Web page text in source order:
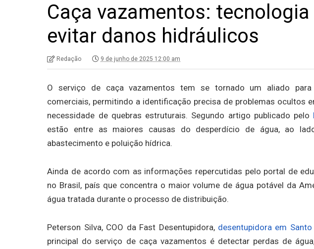
Caça vazamentos: tecnologia
evitar danos hidráulicos
Redação 9 de junho de 2025 12:00 am
O serviço de caça vazamentos tem se tornado um aliado para
comerciais, permitindo a identificação precisa de problemas ocultos
necessidade de quebras estruturais. Segundo artigo publicado pelo
estão entre as maiores causas do desperdício de água, ao
abastecimento e poluição hídrica.
Ainda de acordo com as informações repercutidas pelo portal de
no Brasil, país que concentra o maior volume de água potável da
água tratada durante o processo de distribuição.
Peterson Silva, COO da Fast Desentupidora, desentupidora em
principal do serviço de caça vazamentos é detectar perdas de